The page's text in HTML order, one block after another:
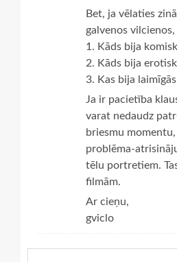
Bet, ja vēlaties
galvenos
1. Kāds bija
2. Kāds bija
3. Kas bija
Ja ir pacietība
varat nedaudz
briesmu
problēma-
tēlu portretiem.
filmām.
Ar cieņu,
gviclo